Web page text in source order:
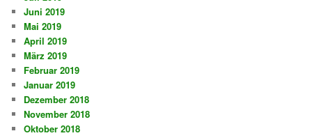
Juni 2019
Mai 2019
April 2019
März 2019
Februar 2019
Januar 2019
Dezember 2018
November 2018
Oktober 2018